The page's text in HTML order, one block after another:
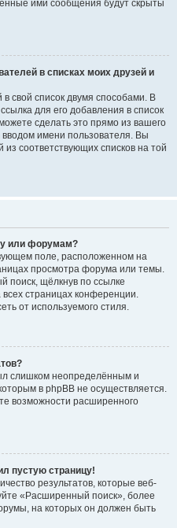
ими сообщения будут скрыты
в списках моих друзей и
свой список двумя способами. В
для его добавления в список
сделать это прямо из вашего
имени пользователя. Вы
соответствующих списков на той
или форумам?
поле, расположенном на
просмотра форума или темы.
поиск, щёлкнув по ссылке
страницах конференции.
от используемого стиля.
слишком неопределённым и
в phpBB не осуществляется.
возможности расширенного
пустую страницу!
результатов, которые веб-
«Расширенный поиск», более
на которых он должен быть